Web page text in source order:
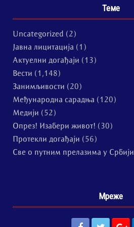
Теме
Uncategorized (2)
Јавна лицитација (1)
Актуелни догађаји (13)
Вести (1,148)
Занимљивости (20)
Међународна сарадња (120)
Медији (52)
Опрез! Изабери живот! (30)
Протекли догађаји (56)
Све о путним прелазима у Србији
Мреже